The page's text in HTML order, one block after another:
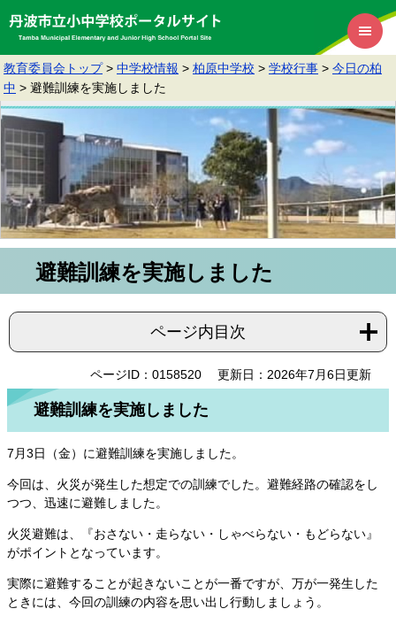
教育委員会トップ > 中学校情報 > 柏原中学校 > 学校行事 > 今日の柏
中 > 避難訓練を実施しました
避難訓練を実施しました
ページ内目次
ページID：0158520 更新日：2026年7月6日更新
避難訓練を実施しました
7月3日（金）に避難訓練を実施しました。
今回は、火災が発生した想定での訓練でした。避難経路の確認をし
つつ、迅速に避難しました。
火災避難は、『おさない・走らない・しゃべらない・もどらない』
がポイントとなっています。
実際に避難することが起きないことが一番ですが、万が一発生した
ときには、今回の訓練の内容を思い出し行動しましょう。